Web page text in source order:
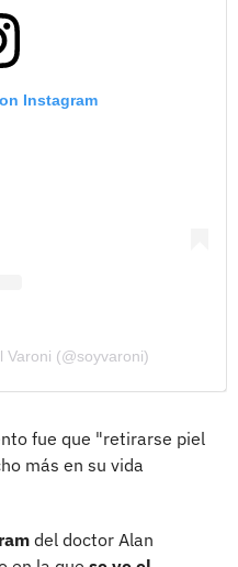
Instagram
Varoni (@soyvaroni)
fue que "retirarse piel
más en su vida
del doctor Alan